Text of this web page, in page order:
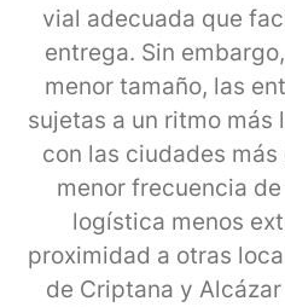
vial adecuada que
entrega. Sin
menor tamaño, las
sujetas a un ritmo más
con las ciudades
menor frecuencia
logística menos
proximidad a otras
de Criptana y